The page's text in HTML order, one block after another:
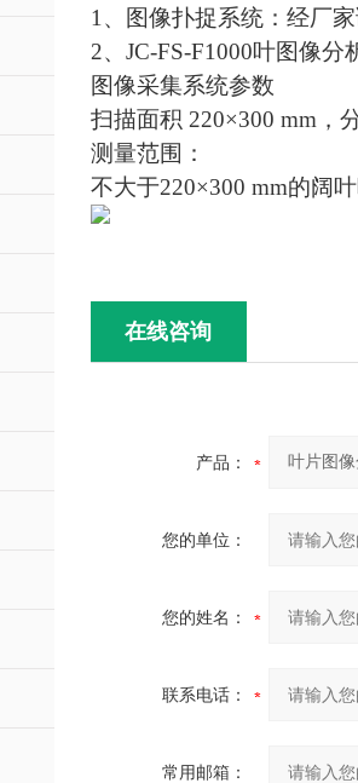
1、图像扑捉系统：经厂
2、JC-FS-F1000叶图像分
图像采集系统参数
扫描面积 220×300 mm，
测量范围：
不大于220×300 mm的阔
在线咨询
产品：
您的单位：
您的姓名：
联系电话：
常用邮箱：